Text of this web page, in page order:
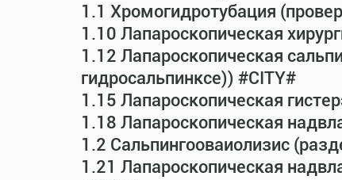
1.1 Хромогидротубация
1.10 Лапароскопическая
1.12 Лапароскопическая
гидросальпинксе)) #CITY#
1.15 Лапароскопическая
1.18 Лапароскопическая
1.2 Сальпингооваиолизис
1.21 Лапароскопическая